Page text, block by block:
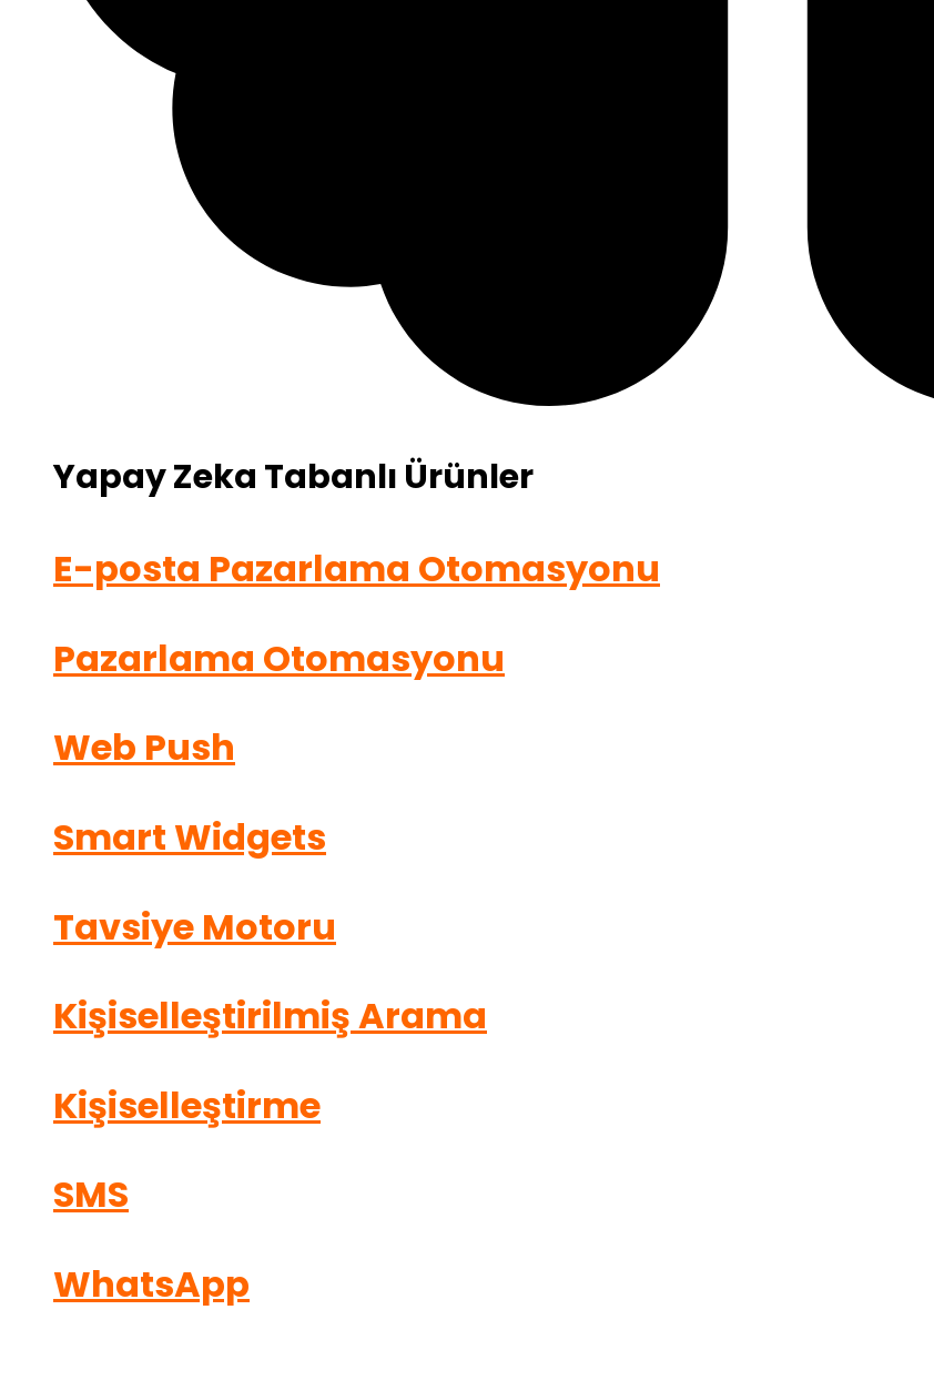
Yapay Zeka Tabanlı Ürünler
E-posta Pazarlama Otomasyonu
Pazarlama Otomasyonu
Web Push
Smart Widgets
Tavsiye Motoru
Kişiselleştirilmiş Arama
Kişiselleştirme
SMS
WhatsApp